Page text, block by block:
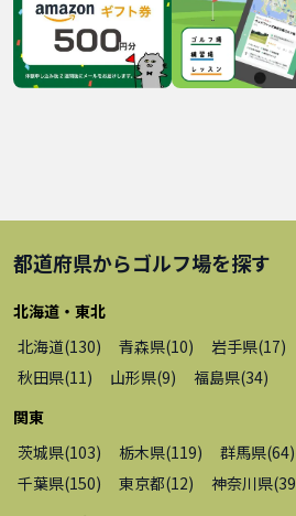
都道府県からゴルフ場を探す
北海道・東北
北海道(130) 青森県(10) 岩手県(17)
秋田県(11 ) 山形県(9) 福島県(34)
関東
茨城県(103) 栃木県(119) 群馬県(64)
千葉県(150) 東京都(12) 神奈川県(39